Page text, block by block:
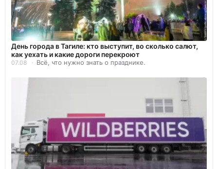
День города в Тагиле: кто выступит, во сколько салют,
как уехать и какие дороги перекроют
07.08 Всё, что нужно знать о празднике.